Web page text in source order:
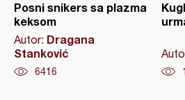
Posni snikers sa plazma
keksom
Autor: Dragana
Stanković
6416